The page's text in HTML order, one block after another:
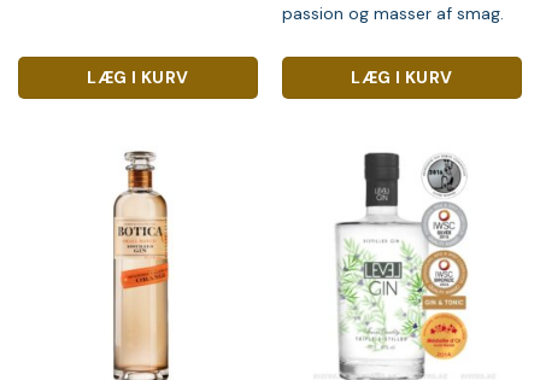
LÆG I KURV
passion og masser af smag.
LÆG I KURV